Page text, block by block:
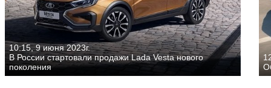
10:15, 9 июня 2023г.
В России стартовали продажи Lada Vesta нового
поколения